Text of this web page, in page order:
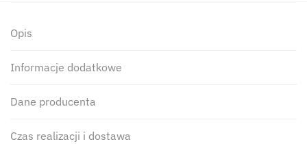
Opis
Informacje dodatkowe
Dane producenta
Czas realizacji i dostawa